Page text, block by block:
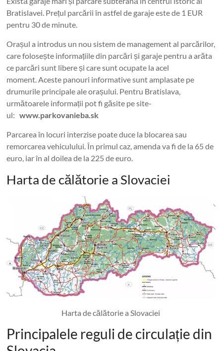
Bratislavei. Prețul parcării în astfel de garaje este de 1 EUR
pentru 30 de minute.
Orașul a introdus un nou sistem de management al parcărilor,
care folosește informațiile din parcări și garaje pentru a arăta
ce parcări sunt libere și care sunt ocupate la acel
moment. Aceste panouri informative sunt amplasate pe
drumurile principale ale orașului. Pentru Bratislava,
următoarele informații pot fi găsite pe site-
ul:www.parkovanieba.sk
Parcarea în locuri interzise poate duce la blocarea sau
remorcarea vehiculului. În primul caz, amenda va fi de la 65 de
euro, iar în al doilea de la 225 de euro.
Harta de călătorie a Slovaciei
Harta de călătorie a Slovaciei
Principalele reguli de circulație din